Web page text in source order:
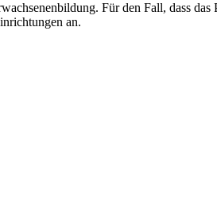
Für den Fall, dass
an.